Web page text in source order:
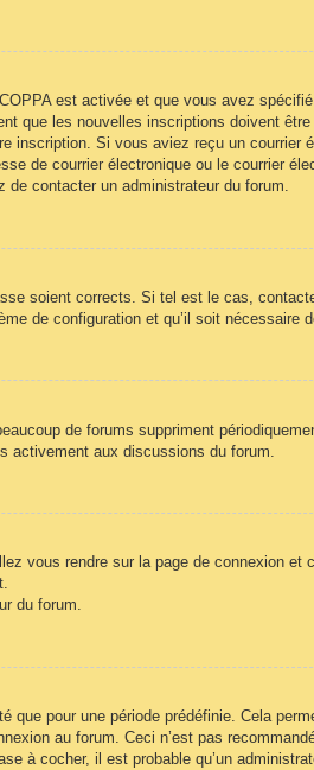
est activée et que vous avez
que les nouvelles inscriptions doivent
inscription. Si vous aviez reçu un courrier
de courrier électronique ou le courrier
de contacter un administrateur du forum.
soient corrects. Si tel est le cas,
de configuration et qu’il soit nécessaire
de forums suppriment
activement aux discussions du forum.
vous rendre sur la page de connexion et
du forum.
pour une période prédéfinie. Cela
au forum. Ceci n’est pas
à cocher, il est probable qu’un